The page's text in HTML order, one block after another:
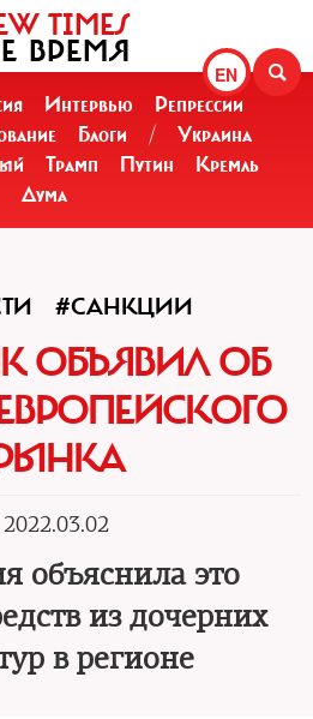
EN
TIMES
ВРЕМЯ
Интервью
Репрессии
Блоги /
Украина
Трамп Путин
Кремль
Дума
#САНКЦИИ
ОБЪЯВИЛ ОБ
2022.03.02
объяснила это
из дочерних
в регионе